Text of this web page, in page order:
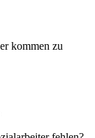
kommen zu